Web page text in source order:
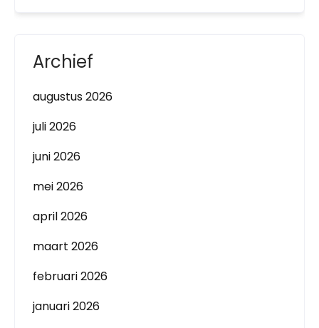
Archief
augustus 2026
juli 2026
juni 2026
mei 2026
april 2026
maart 2026
februari 2026
januari 2026